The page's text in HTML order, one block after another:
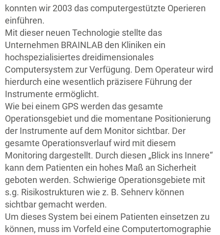
konnten wir 2003 das computergestützte Operieren
einführen.
Mit dieser neuen Technologie stellte das
Unternehmen BRAINLAB den Kliniken ein
hochspezialisiertes dreidimensionales
Computersystem zur Verfügung. Dem Operateur wird
hierdurch eine wesentlich präzisere Führung der
Instrumente ermöglicht.
Wie bei einem GPS werden das gesamte
Operationsgebiet und die momentane Positionierung
der Instrumente auf dem Monitor sichtbar. Der
gesamte Operationsverlauf wird mit diesem
Monitoring dargestellt. Durch diesen „Blick ins Innere“
kann dem Patienten ein hohes Maß an Sicherheit
geboten werden. Schwierige Operationsgebiete mit
s.g. Risikostrukturen wie z. B. Sehnerv können
sichtbar gemacht werden.
Um dieses System bei einem Patienten einsetzen zu
können, muss im Vorfeld eine Computertomographie